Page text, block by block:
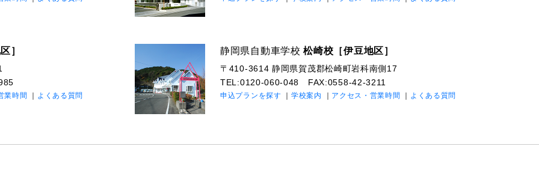
］
業時間 よくある質問
静岡県自動車学校松崎校［伊豆地区］
〒410-3614 静岡県賀茂郡松崎町岩科南側17
TEL:0120-060-048 FAX:0558-42-3211
申込プランを探す 学校案内 アクセス・営業時間 よくある質問